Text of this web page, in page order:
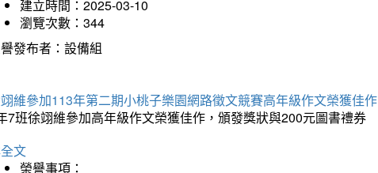
建立時間：2025-03-10
瀏覽次數：344
發布者：設備組
維參加113年第二期小桃子樂園網路徵文競賽高年級作文榮獲佳作
7班徐翊維參加高年級作文榮獲佳作，頒發獎狀與200元圖書禮券
文
榮譽事項：